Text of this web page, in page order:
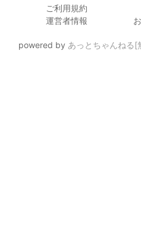
ご利用規約
運営者情報
powered by あっとちゃんねる[